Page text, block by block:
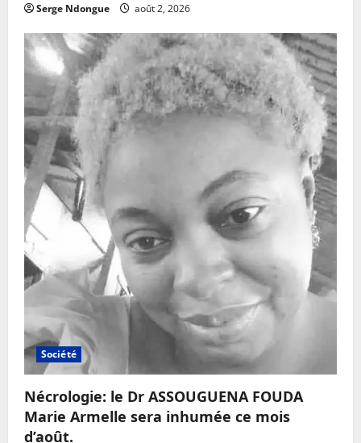
Serge Ndongue août 2, 2026
Société
Nécrologie: le Dr ASSOUGUENA FOUDA
Marie Armelle sera inhumée ce mois
d’août.